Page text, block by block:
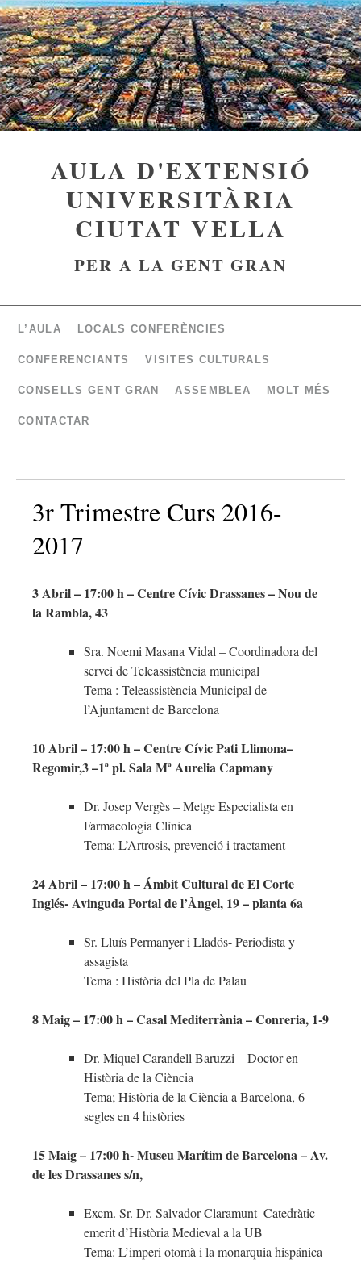
AULA D'EXTENSIÓ
UNIVERSITÀRIA
CIUTAT VELLA
PER A LA GENT GRAN
L’AULA LOCALS CONFERÈNCIES
CONFERENCIANTS VISITES CULTURALS
CONSELLS GENT GRAN ASSEMBLEA MOLT MÉS
CONTACTAR
3r Trimestre Curs 2016-
2017
3 Abril – 17:00 h – Centre Cívic Drassanes – Nou de
la Rambla, 43
Sra. Noemi Masana Vidal – Coordinadora del
servei de Teleassistència municipal
Tema : Teleassistència Municipal de
l’Ajuntament de Barcelona
10 Abril – 17:00 h – Centre Cívic Pati Llimona–
Regomir,3 –1ª pl. Sala Mª Aurelia Capmany
Dr. Josep Vergès – Metge Especialista en
Farmacologia Clínica
Tema: L’Artrosis, prevenció i tractament
24 Abril – 17:00 h – Ámbit Cultural de El Corte
Inglés- Avinguda Portal de l’Àngel, 19 – planta 6a
Sr. Lluís Permanyer i Lladós- Periodista y
assagista
Tema : Història del Pla de Palau
8 Maig – 17:00 h – Casal Mediterrània – Conreria, 1-9
Dr. Miquel Carandell Baruzzi – Doctor en
Història de la Ciència
Tema; Història de la Ciència a Barcelona, 6
segles en 4 històries
15 Maig – 17:00 h- Museu Marítim de Barcelona – Av.
de les Drassanes s/n,
Excm. Sr. Dr. Salvador Claramunt–Catedràtic
emerit d’Història Medieval a la UB
Tema: L’imperi otomà i la monarquia hispánica